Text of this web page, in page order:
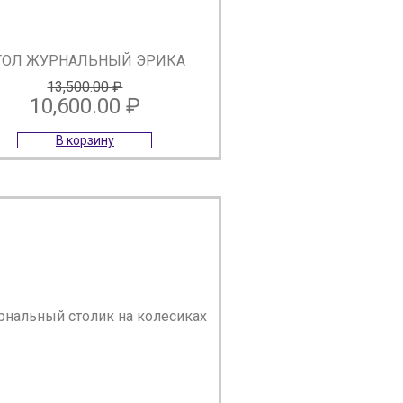
ЖУРНАЛЬНЫЙ ЭРИКА
13,500.00₽
Первоначальная
цена
составляла
10,600.00 ₽
Текущая
цена:
10,600.00 ₽.
В корзину